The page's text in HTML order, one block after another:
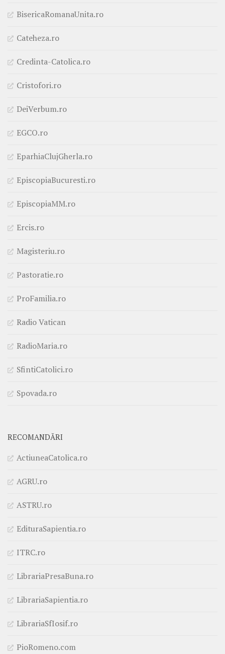
BisericaRomanaUnita.ro
Cateheza.ro
Credinta-Catolica.ro
Cristofori.ro
DeiVerbum.ro
EGCO.ro
EparhiaClujGherla.ro
EpiscopiaBucuresti.ro
EpiscopiaMM.ro
Ercis.ro
Magisteriu.ro
Pastoratie.ro
ProFamilia.ro
Radio Vatican
RadioMaria.ro
SfintiCatolici.ro
Spovada.ro
RECOMANDĂRI
ActiuneaCatolica.ro
AGRU.ro
ASTRU.ro
EdituraSapientia.ro
ITRC.ro
LibrariaPresaBuna.ro
LibrariaSapientia.ro
LibrariaSfIosif.ro
PioRomeno.com